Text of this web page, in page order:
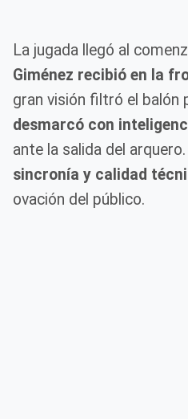
La jugada llegó al
Giménez recibió en la
gran visión filtró el balón
desmarcó con
ante la salida del
sincronía y calidad
ovación del público.